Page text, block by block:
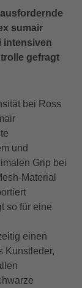
sumair
intensiven
gefragt
bei Ross
und
Grip bei
Material
so für eine
einen
Kunstleder,